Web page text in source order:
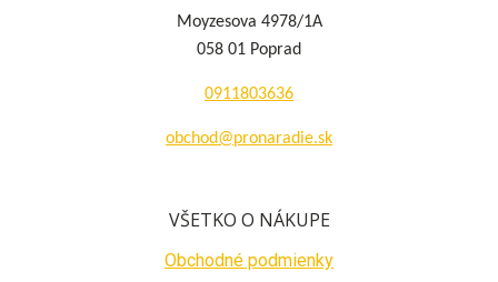
Moyzesova 4978/1A
058 01 Poprad
0911803636
obchod@pronaradie.sk
VŠETKO O NÁKUPE
Obchodné podmienky